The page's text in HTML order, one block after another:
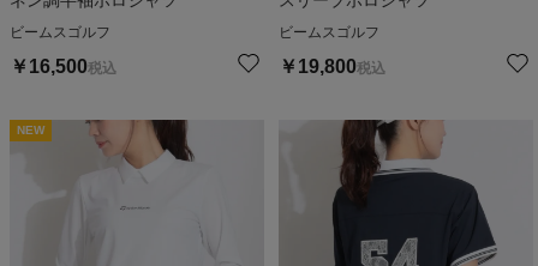
ビームスゴルフ
￥ 16,500税込
ビームスゴルフ
￥ 19,800税込
NEW